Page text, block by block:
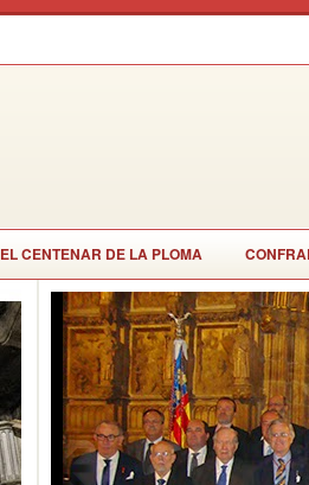
EL CENTENAR DE LA PLOMA